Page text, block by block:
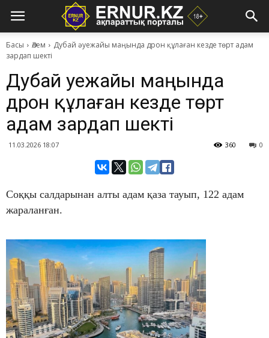
Басы Әлем
Дубай әуежайы маңында дрон құлаған кезде төрт адам
зардап шекті
Дубай әуежайы маңында
дрон құлаған кезде төрт
адам зардап шекті
11.03.2026 18:07 0
360
​Соққы салдарынан алты адам қаза тауып, 122 адам
жараланған.